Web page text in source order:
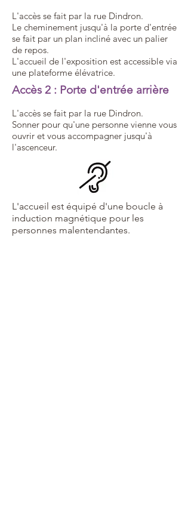
L'accès se fait par la rue Dindron.
Le cheminement jusqu'à la porte d'entrée
se fait par un plan incliné avec un palier
de repos.
L'accueil de l'exposition est accessible via
une plateforme élévatrice.
Accès 2 : Porte d'entrée arrière
L'accès se fait par la rue Dindron.
Sonner pour qu'une personne vienne vous
ouvrir et vous accompagner jusqu'à
l'ascenceur.
L'accueil est équipé d'une boucle à
induction magnétique pour les
personnes malentendantes.